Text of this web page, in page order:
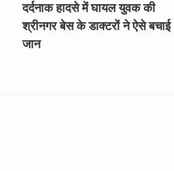
दर्दनाक हादसे में घायल युवक की
श्रीनगर बेस के डाक्टरों ने ऐसे बचाई
जान